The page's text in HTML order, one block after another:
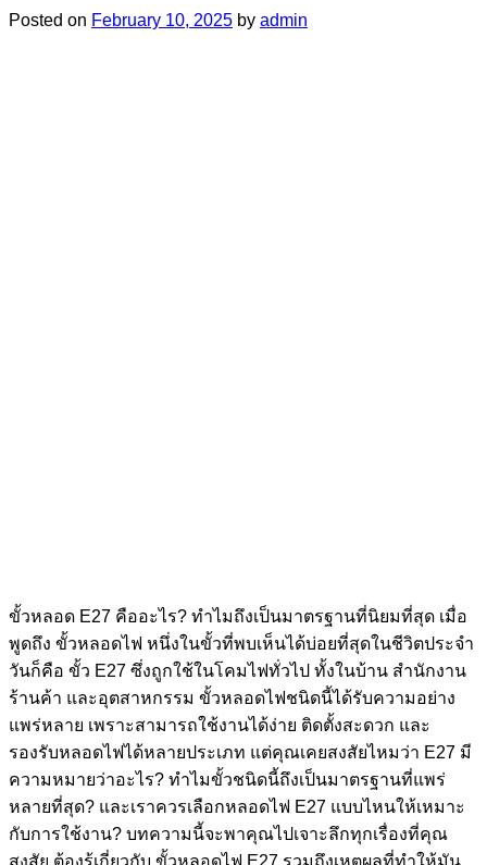
Posted on February 10, 2025 by admin
ขั้วหลอด E27 คืออะไร? ทำไมถึงเป็นมาตรฐานที่นิยมที่สุด เมื่อ
พูดถึง ขั้วหลอดไฟ หนึ่งในขั้วที่พบเห็นได้บ่อยที่สุดในชีวิตประจำ
วันก็คือ ขั้ว E27 ซึ่งถูกใช้ในโคมไฟทั่วไป ทั้งในบ้าน สำนักงาน
ร้านค้า และอุตสาหกรรม ขั้วหลอดไฟชนิดนี้ได้รับความอย่าง
แพร่หลาย เพราะสามารถใช้งานได้ง่าย ติดตั้งสะดวก และ
รองรับหลอดไฟได้หลายประเภท แต่คุณเคยสงสัยไหมว่า E27 มี
ความหมายว่าอะไร? ทำไมขั้วชนิดนี้ถึงเป็นมาตรฐานที่แพร่
หลายที่สุด? และเราควรเลือกหลอดไฟ E27 แบบไหนให้เหมาะ
กับการใช้งาน? บทความนี้จะพาคุณไปเจาะลึกทุกเรื่องที่คุณ